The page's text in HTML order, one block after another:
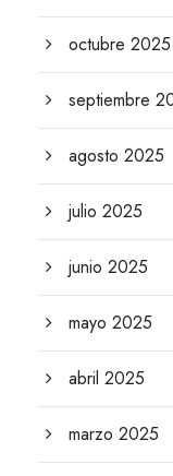
octubre 2025
septiembre
agosto 2025
julio 2025
junio 2025
mayo 2025
abril 2025
marzo 2025